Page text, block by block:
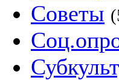
Советы